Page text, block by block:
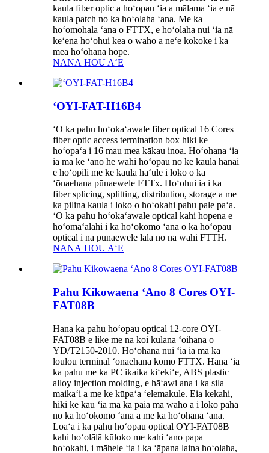
kaula fiber optic a hoʻopau ʻia a mālama ʻia e nā
kaula patch no ka hoʻolaha ʻana. Me ka
hoʻomohala ʻana o FTTX, e hoʻolaha nui ʻia nā
keʻena hoʻohui kea o waho a neʻe kokoke i ka
mea hoʻohana hope.
NĀNĀ HOU AʻE
ʻOYI-FAT-H16B4
ʻO ka pahu hoʻokaʻawale fiber optical 16 Cores
fiber optic access termination box hiki ke
hoʻopaʻa i 16 mau mea kākau inoa. Hoʻohana ʻia
ia ma ke ʻano he wahi hoʻopau no ke kaula hānai
e hoʻopili me ke kaula hāʻule i loko o ka
ʻōnaehana pūnaewele FTTx. Hoʻohui ia i ka
fiber splicing, splitting, distribution, storage a me
ka pilina kaula i loko o hoʻokahi pahu pale paʻa.
ʻO ka pahu hoʻokaʻawale optical kahi hopena e
hoʻomaʻalahi i ka hoʻokomo ʻana o ka hoʻopau
optical i nā pūnaewele lālā no nā wahi FTTH.
NĀNĀ HOU AʻE
Pahu Kikowaena ʻAno 8 Cores OYI-
FAT08B
Hana ka pahu hoʻopau optical 12-core OYI-
FAT08B e like me nā koi kūlana ʻoihana o
YD/T2150-2010. Hoʻohana nui ʻia ia ma ka
loulou terminal ʻōnaehana komo FTTX. Hana ʻia
ka pahu me ka PC ikaika kiʻekiʻe, ABS plastic
alloy injection molding, e hāʻawi ana i ka sila
maikaʻi a me ke kūpaʻa ʻelemakule. Eia kekahi,
hiki ke kau ʻia ma ka paia ma waho a i loko paha
no ka hoʻokomo ʻana a me ka hoʻohana ʻana.
Loaʻa i ka pahu hoʻopau optical OYI-FAT08B
kahi hoʻolālā kūloko me kahi ʻano papa
hoʻokahi, i māhele ʻia i ka ʻāpana laina hoʻolaha,